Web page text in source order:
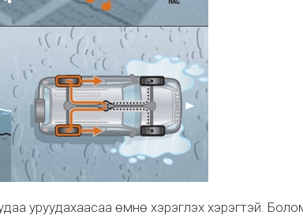
уруудахаасаа өмнө хэрэглэх хэрэгтэй.